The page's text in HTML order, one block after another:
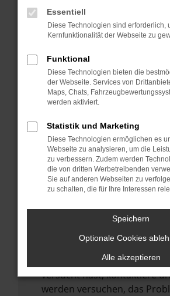
Prüfe deine
Manche Erweiterungen, wie
können das Laden
anderen Browser oder in
Fenster?
Starte dein Gerät neu.
vorübergehende Probleme
Stelle sicher, dass dein
Betriebssystem auf dem
sind.
Veraltete Software birgt
führen, dass bestimmte
Wende dich an den
Wenn du alle oben
versucht hast, kontaktiere
werden versuchen, das
Essentiell
Diese Technologien sind erforderlich,
Kernfunktionalität der Webseite zu
Funktional
Diese Technologien bieten die
der Webseite. Services von
Maps, Chats,
werden aktiviert.
Statistik und Marketing
Diese Technologien ermöglichen es
Webseite zu analysieren, um die
zu verbessern. Zudem werden
die von dritten Werbetreibenden
Sie auf anderen Webseiten zu
zu schalten, die für Ihre Interessen
Speichern
Optionale Cookies
Alle akzeptieren